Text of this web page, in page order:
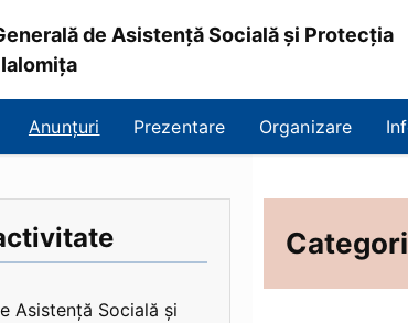
de Asistență Socială și Protecția
Anunțuri Prezentare Organizare
Asistență Socială și